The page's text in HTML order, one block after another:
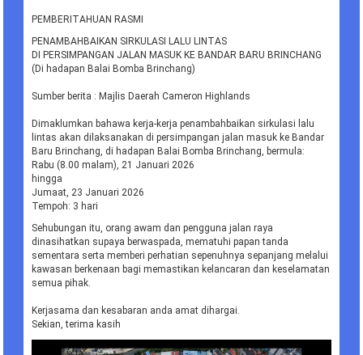
PEMBERITAHUAN RASMI
PENAMBAHBAIKAN SIRKULASI LALU LINTAS
DI PERSIMPANGAN JALAN MASUK KE BANDAR BARU BRINCHANG
(Di hadapan Balai Bomba Brinchang)
Sumber berita : Majlis Daerah Cameron Highlands
Dimaklumkan bahawa kerja-kerja penambahbaikan sirkulasi lalu
lintas akan dilaksanakan di persimpangan jalan masuk ke Bandar
Baru Brinchang, di hadapan Balai Bomba Brinchang, bermula:
Rabu (8.00 malam), 21 Januari 2026
hingga
Jumaat, 23 Januari 2026
Tempoh: 3 hari
Sehubungan itu, orang awam dan pengguna jalan raya
dinasihatkan supaya berwaspada, mematuhi papan tanda
sementara serta memberi perhatian sepenuhnya sepanjang melalui
kawasan berkenaan bagi memastikan kelancaran dan keselamatan
semua pihak.
Kerjasama dan kesabaran anda amat dihargai.
Sekian, terima kasih